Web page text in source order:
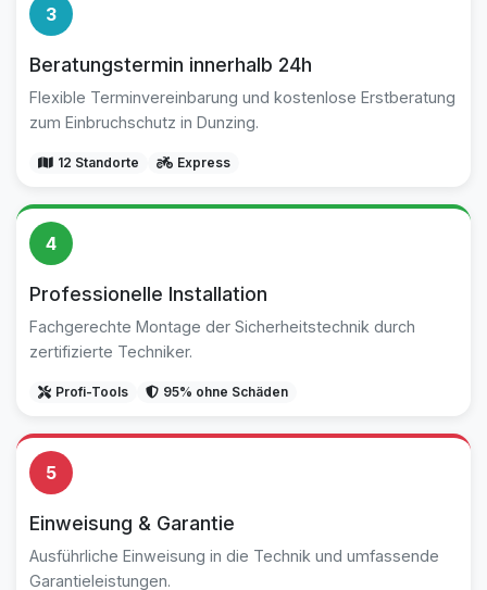
3
Beratungstermin innerhalb 24h
Flexible Terminvereinbarung und kostenlose Erstberatung
zum Einbruchschutz in Dunzing.
12 Standorte Express
4
Professionelle Installation
Fachgerechte Montage der Sicherheitstechnik durch
zertifizierte Techniker.
Profi-Tools 95% ohne Schäden
5
Einweisung & Garantie
Ausführliche Einweisung in die Technik und umfassende
Garantieleistungen.